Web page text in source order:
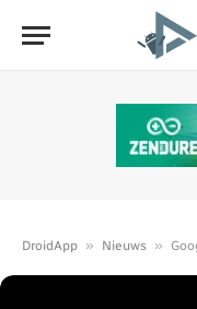
DroidApp » Nieuws »